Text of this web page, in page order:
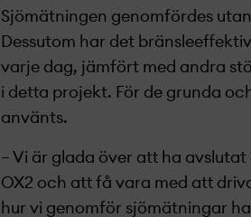
Sjömätningen genomfördes
Dessutom har det
varje dag, jämfört med andra
i detta projekt­. För de grunda
använts.
– Vi är glada över att ha
OX2 och att få vara med att
hur vi genomför sjömätningar